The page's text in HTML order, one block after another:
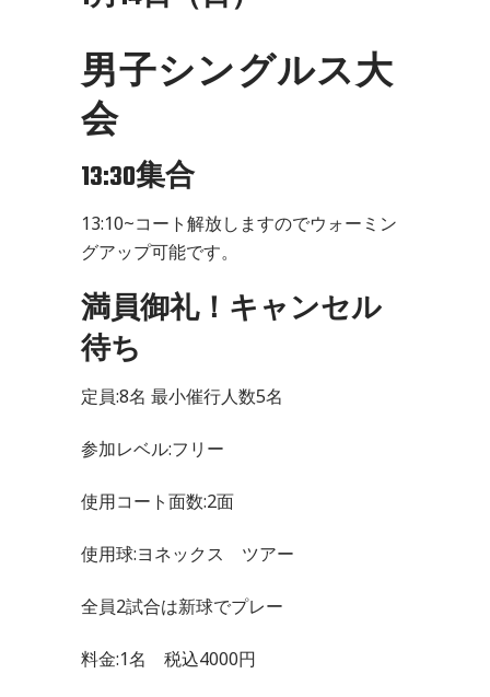
男子シングルス大
会
13:30集合
13:10~コート解放しますのでウォーミン
グアップ可能です。
満員御礼！キャンセル
待ち
定員:8名 最小催行人数5名
参加レベル:フリー
使用コート面数:2面
使用球:ヨネックス ツアー
全員2試合は新球でプレー
料金:1名 税込4000円